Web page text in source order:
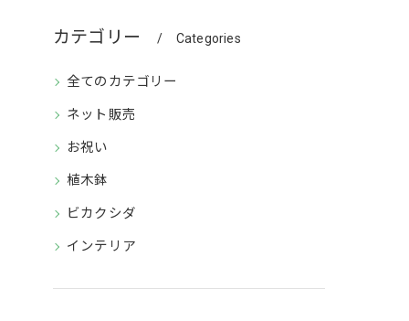
カテゴリー Categories
全てのカテゴリー
ネット販売
お祝い
植木鉢
ビカクシダ
インテリア